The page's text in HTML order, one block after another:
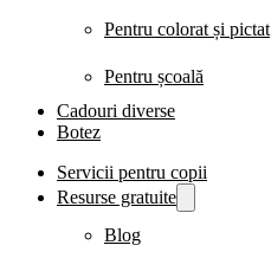
Pentru colorat și pictat
Pentru școală
Cadouri diverse
Botez
Servicii pentru copii
Resurse gratuite
Blog